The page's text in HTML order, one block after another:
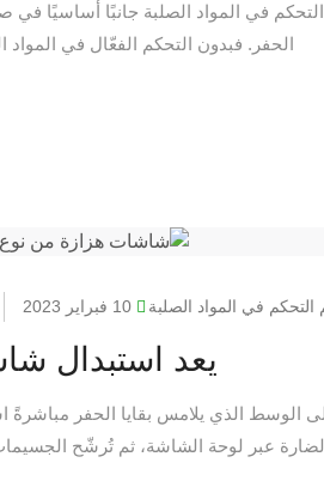
في المواد الصلبة جانبًا أساسيًا
الحفر. فبدون التحكم الفعّال في
التحكم في المواد الصلبة 10 فبراير 2023
يعد استبدال
الوسط الذي يلامس بقايا الحفر مباشرةً
الضارة عبر لوحة الشاشة، ثم تُرشّح